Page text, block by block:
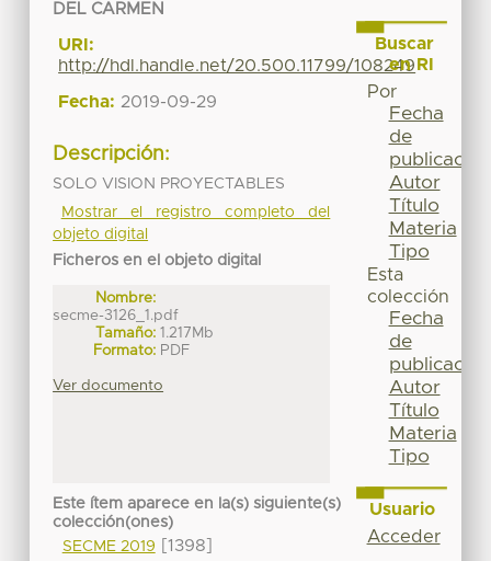
DEL CARMEN
URI:
http://hdl.handle.net/20.500.11799/108249
Fecha: 2019-09-29
Descripción:
SOLO VISION PROYECTABLES
Mostrar el registro completo del
objeto digital
Ficheros en el objeto digital
Nombre:
secme-3126_1.pdf
Tamaño: 1.217Mb
Formato: PDF
Ver documento
Este ítem aparece en la(s) siguiente(s)
colección(ones)
SECME 2019
[1398]
Buscar
en RI
Por
Fecha
de
publicación
Autor
Título
Materia
Tipo
Esta
colección
Fecha
de
publicación
Autor
Título
Materia
Tipo
Usuario
Acceder